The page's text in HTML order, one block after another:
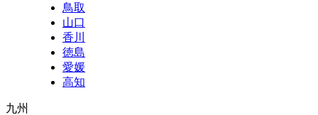
鳥取
山口
香川
徳島
愛媛
高知
九州